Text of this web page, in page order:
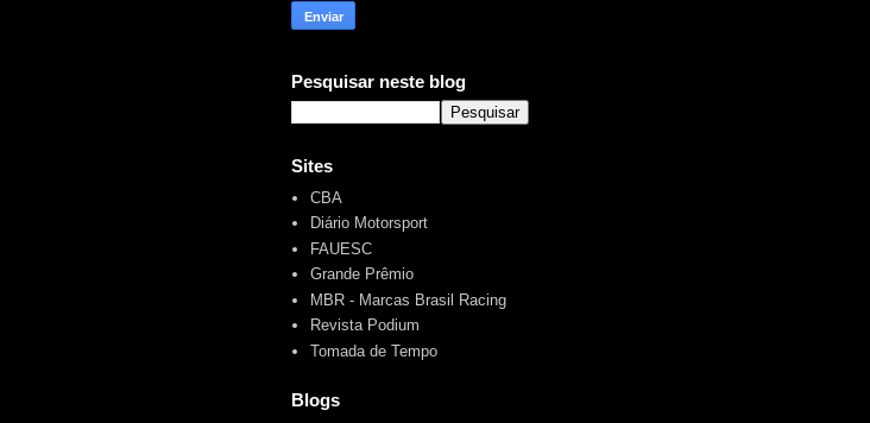
Pesquisar neste blog
Sites
CBA
Diário Motorsport
FAUESC
Grande Prêmio
MBR - Marcas Brasil Racing
Revista Podium
Tomada de Tempo
Blogs